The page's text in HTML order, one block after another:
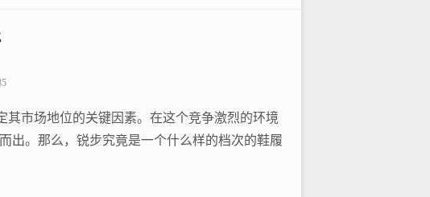
市场地位的关键因素。在这个竞争激烈的环境
出。那么，锐步究竟是一个什么样的档次的鞋履